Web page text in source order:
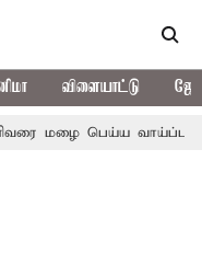
விளையாட்டு
பெய்ய வாய்ப்பு